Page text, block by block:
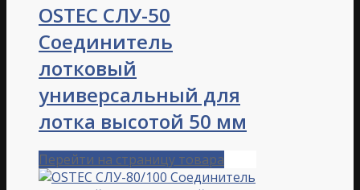
OSTEC СЛУ-50
Соединитель
лотковый
универсальный для
лотка высотой 50 мм
Перейти на страницу товара